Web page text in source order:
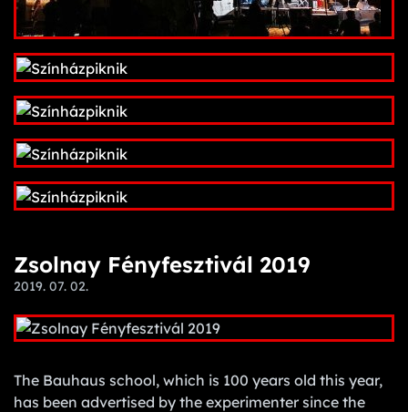
Zsolnay Fényfesztivál 2019
2019. 07. 02.
The Bauhaus school, which is 100 years old this year,
has been advertised by the experimenter since the